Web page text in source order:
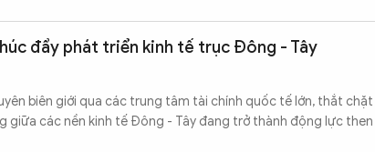
đẩy phát triển kinh tế trục Đông - Tây
biên giới qua các trung tâm tài chính quốc tế lớn, thắt
giữa các nền kinh tế Đông - Tây đang trở thành động lực